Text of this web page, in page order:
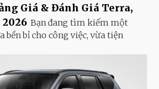
Giá & Đánh Giá Terra,
Bạn đang tìm kiếm một
bền bỉ cho công việc, vừa tiện